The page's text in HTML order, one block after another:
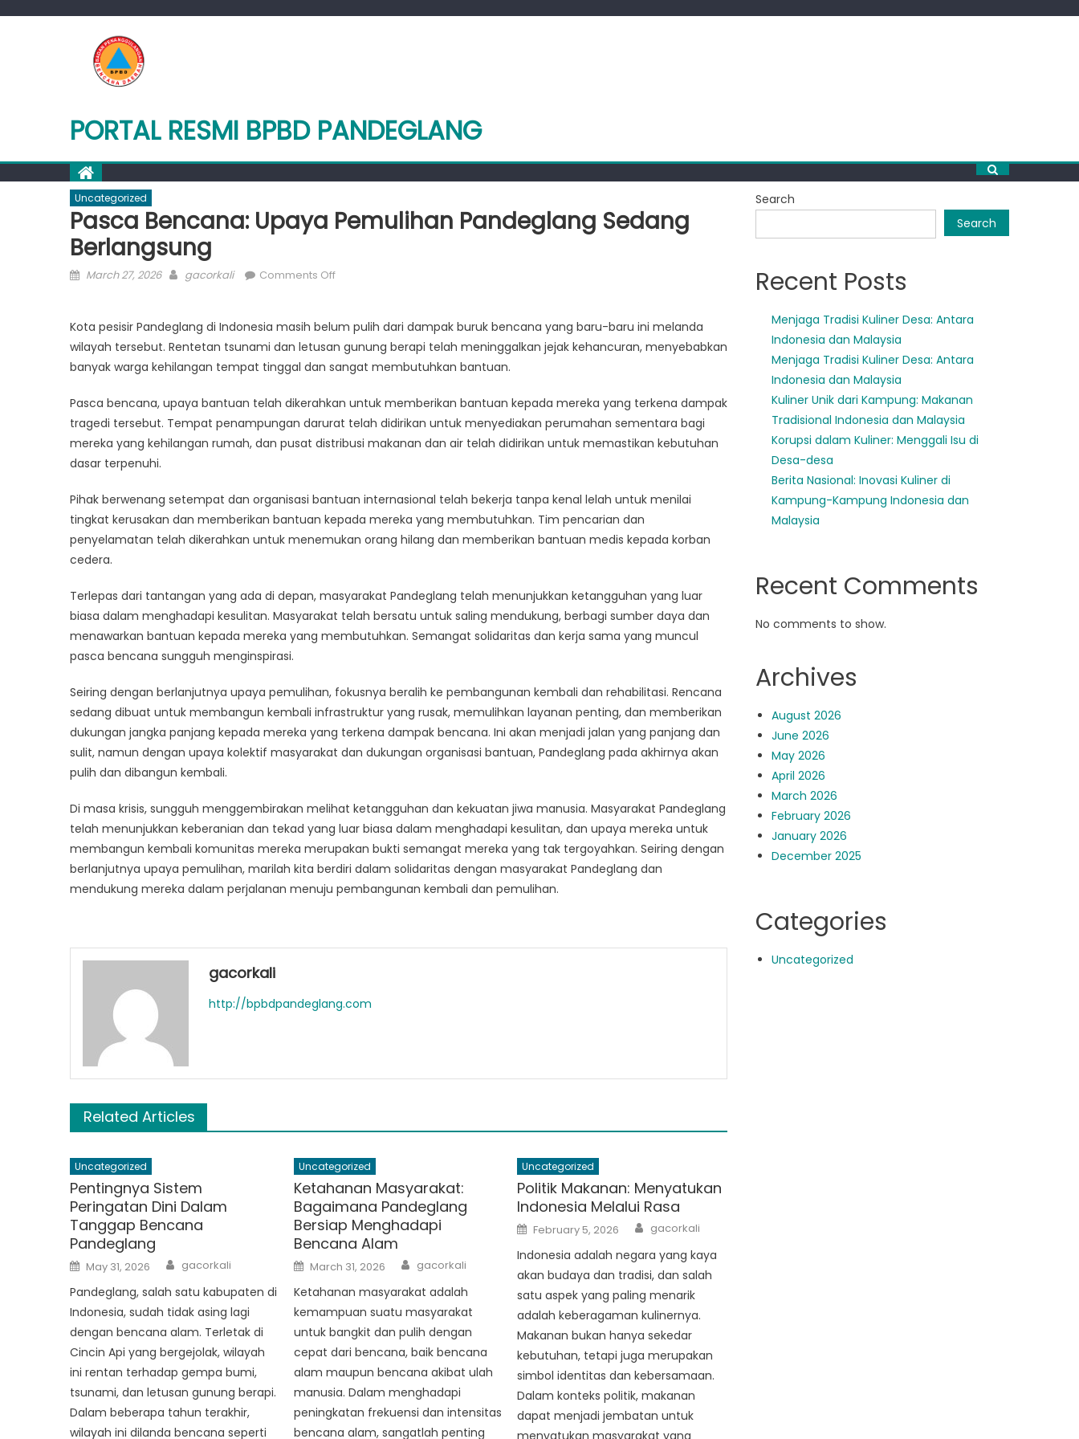
PORTAL RESMI BPBD PANDEGLANG
Uncategorized
Pasca Bencana: Upaya Pemulihan Pandeglang Sedang
Berlangsung
Posted
March 27, 2026 Author
gacorkali Comments Offon
Upaya
Pemulihan
Pandeglang
Berlangsung
Kota pesisir Pandeglang di Indonesia masih belum pulih dari dampak buruk bencana yang baru-baru ini melanda
wilayah tersebut. Rentetan tsunami dan letusan gunung berapi telah meninggalkan jejak kehancuran, menyebabkan
banyak warga kehilangan tempat tinggal dan sangat membutuhkan bantuan.
Pasca bencana, upaya bantuan telah dikerahkan untuk memberikan bantuan kepada mereka yang terkena dampak
tragedi tersebut. Tempat penampungan darurat telah didirikan untuk menyediakan perumahan sementara bagi
mereka yang kehilangan rumah, dan pusat distribusi makanan dan air telah didirikan untuk memastikan kebutuhan
dasar terpenuhi.
Pihak berwenang setempat dan organisasi bantuan internasional telah bekerja tanpa kenal lelah untuk menilai
tingkat kerusakan dan memberikan bantuan kepada mereka yang membutuhkan. Tim pencarian dan
penyelamatan telah dikerahkan untuk menemukan orang hilang dan memberikan bantuan medis kepada korban
cedera.
Terlepas dari tantangan yang ada di depan, masyarakat Pandeglang telah menunjukkan ketangguhan yang luar
biasa dalam menghadapi kesulitan. Masyarakat telah bersatu untuk saling mendukung, berbagi sumber daya dan
menawarkan bantuan kepada mereka yang membutuhkan. Semangat solidaritas dan kerja sama yang muncul
pasca bencana sungguh menginspirasi.
Seiring dengan berlanjutnya upaya pemulihan, fokusnya beralih ke pembangunan kembali dan rehabilitasi. Rencana
sedang dibuat untuk membangun kembali infrastruktur yang rusak, memulihkan layanan penting, dan memberikan
dukungan jangka panjang kepada mereka yang terkena dampak bencana. Ini akan menjadi jalan yang panjang dan
sulit, namun dengan upaya kolektif masyarakat dan dukungan organisasi bantuan, Pandeglang pada akhirnya akan
pulih dan dibangun kembali.
Di masa krisis, sungguh menggembirakan melihat ketangguhan dan kekuatan jiwa manusia. Masyarakat Pandeglang
telah menunjukkan keberanian dan tekad yang luar biasa dalam menghadapi kesulitan, dan upaya mereka untuk
membangun kembali komunitas mereka merupakan bukti semangat mereka yang tak tergoyahkan. Seiring dengan
berlanjutnya upaya pemulihan, marilah kita berdiri dalam solidaritas dengan masyarakat Pandeglang dan
mendukung mereka dalam perjalanan menuju pembangunan kembali dan pemulihan.
gacorkali
http://bpbdpandeglang.com
Related Articles
Uncategorized
Pentingnya Sistem
Peringatan Dini Dalam
Tanggap Bencana
Pandeglang
Posted
on
May 31, 2026 Author
gacorkali
Pandeglang, salah satu kabupaten di
Indonesia, sudah tidak asing lagi
dengan bencana alam. Terletak di
Cincin Api yang bergejolak, wilayah
ini rentan terhadap gempa bumi,
tsunami, dan letusan gunung berapi.
Dalam beberapa tahun terakhir,
wilayah ini dilanda bencana seperti
Uncategorized
Ketahanan Masyarakat:
Bagaimana Pandeglang
Bersiap Menghadapi
Bencana Alam
Posted
on
March 31, 2026 Author
gacorkali
Ketahanan masyarakat adalah
kemampuan suatu masyarakat
untuk bangkit dan pulih dengan
cepat dari bencana, baik bencana
alam maupun bencana akibat ulah
manusia. Dalam menghadapi
peningkatan frekuensi dan intensitas
bencana alam, sangatlah penting
Uncategorized
Politik Makanan: Menyatukan
Indonesia Melalui Rasa
Posted
on
February 5, 2026 Author
gacorkali
Indonesia adalah negara yang kaya
akan budaya dan tradisi, dan salah
satu aspek yang paling menarik
adalah keberagaman kulinernya.
Makanan bukan hanya sekedar
kebutuhan, tetapi juga merupakan
simbol identitas dan kebersamaan.
Dalam konteks politik, makanan
dapat menjadi jembatan untuk
menyatukan masyarakat yang
Search
Search
Recent Posts
Menjaga Tradisi Kuliner Desa: Antara
Indonesia dan Malaysia
Menjaga Tradisi Kuliner Desa: Antara
Indonesia dan Malaysia
Kuliner Unik dari Kampung: Makanan
Tradisional Indonesia dan Malaysia
Korupsi dalam Kuliner: Menggali Isu di
Desa-desa
Berita Nasional: Inovasi Kuliner di
Kampung-Kampung Indonesia dan
Malaysia
Recent Comments
No comments to show.
Archives
August 2026
June 2026
May 2026
April 2026
March 2026
February 2026
January 2026
December 2025
Categories
Uncategorized